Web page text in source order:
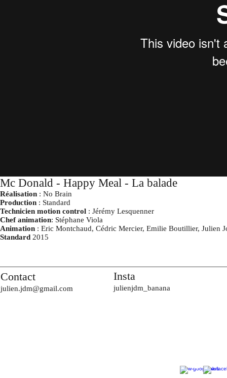
Mc Donald - Happy Meal - La balade
Réalisation : No Brain
Production : Standard
Technicien motion control : Jérémy Lesquenner
Chef animation: Stéphane Viola
Animation : Eric Montchaud, Cédric Mercier, Emilie Boutillier, Julien
Standard 2015
Contact
julien.jdm@gmail.com
Insta
julienjdm_banana